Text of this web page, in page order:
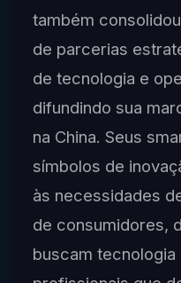
também
de parcerias
de tecnologia e
difundindo sua
na China. Seus
símbolos de
às necessidades
de consumidores,
buscam tecnologia